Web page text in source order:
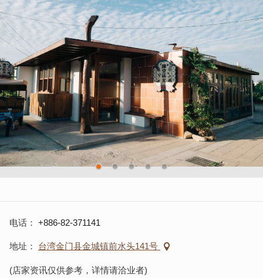
电话 +886-82-371141
地址 台湾金门县金城镇前水头141号
(店家资讯仅供参考，详情请洽业者)